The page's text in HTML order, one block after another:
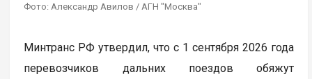
Фото: Александр Авилов / АГН "Москва"
Минтранс РФ утвердил, что с 1 сентября 2026 года
перевозчиков дальних поездов обяжут